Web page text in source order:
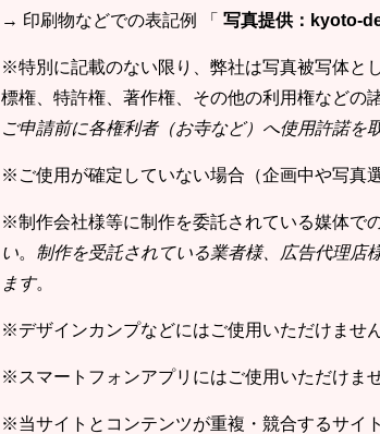
→ 印刷物などでの表記例 「 写真提供：kyoto-
※特別に記載のない限り、弊社は写真被写体と
標権、特許権、著作権、その他の利用権などの
ご申請前に各権利者（お寺など）へ使用許諾を
※ご使用が確定していない場合（企画中や写真
※制作会社様等に制作を委託されている媒体で
い。 制作を受託されている業者様、広告代理店
ます。
※デザインカンプなどにはご使用いただけません
※スマートフォンアプリにはご使用いただけませ
※当サイトとコンテンツが重複・競合するサイ